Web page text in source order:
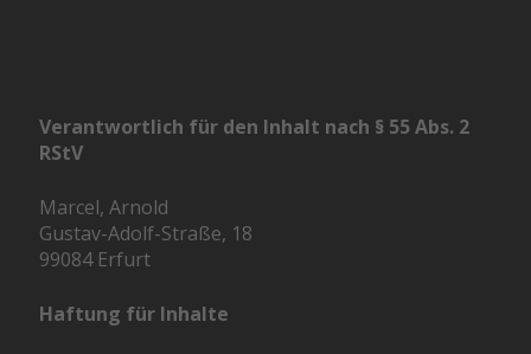
Verantwortlich für den Inhalt nach § 55 Abs. 2
RStV
Marcel, Arnold
Gustav-Adolf-Straße, 18
99084 Erfurt
Haftung für Inhalte